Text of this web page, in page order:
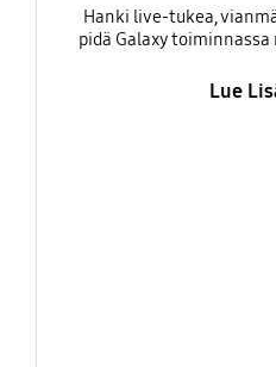
Hanki live-tukea,
pidä Galaxy
Lue